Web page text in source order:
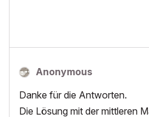
Anonymous
Danke für die Antworten.
Die Lösung mit der mittleren